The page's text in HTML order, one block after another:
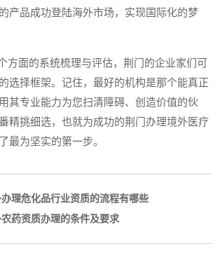
产品成功登陆海外市场，实现国际化的梦
面的系统梳理与评估，荆门的企业家们可
选择框架。记住，最好的机构是那个能真正
其专业能力为您扫清障碍、创造价值的伙
精挑细选，也就为成功的荆门办理境外医疗
最为坚实的第一步。
理危化品行业资质的流程有哪些
药资质办理的条件及要求